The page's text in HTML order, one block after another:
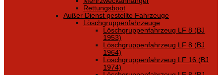
Rettungsboot
Außer Dienst gestellte Fahrzeuge
Löschgruppenfahrzeuge
Löschgruppenfahrzeug LF 8 (BJ
1953)
Löschgruppenfahrzeug LF 8 (BJ
1964)
Löschgruppenfahrzeug LF 16 (BJ
1974)